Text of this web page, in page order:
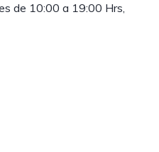
de 10:00 a 19:00 Hrs,